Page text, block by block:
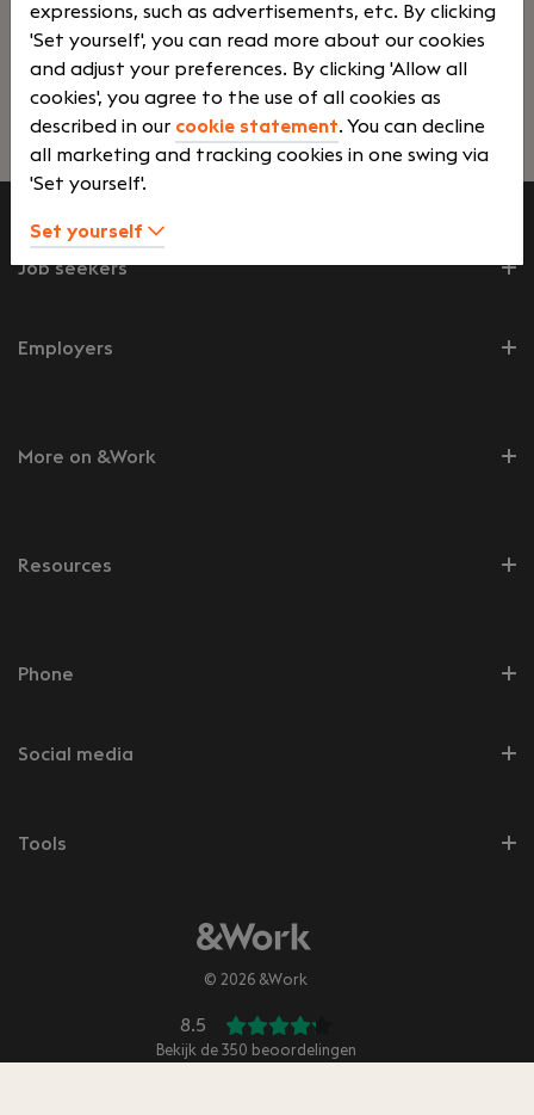
personeelsvraagstukken en begeleidt kandidaten
tijdens hun sollicitatieproces. Daarbij krijg je de
ruimte om een eigen netwerk en markt op te
bouwen. Je hoeft het vak nog niet volledig te
beheersen: met training, coaching en de
ondersteuning van ervaren collega’s ontwikkel je
jezelf stap voor stap.Je werkt vanuit ons kantoor
en elkaar verder helpen centraal staan.
Lees verder>
Job seekers
Employers
More on &Work
Resources
Phone
Social media
Tools
© 2026 &Work
8.5
Bekijk de 350 beoordelingen
expressions, such as advertisements, etc. By clicking
'Set yourself', you can read more about our cookies
and adjust your preferences. By clicking 'Allow all
cookies', you agree to the use of all cookies as
described in our cookie statement. You can decline
all marketing and tracking cookies in one swing via
'Set yourself'.
Set yourself